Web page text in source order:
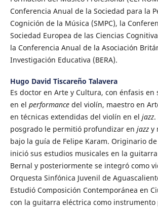
Conferencia Anual de la Sociedad para la
Cognición de la Música (SMPC), la
Sociedad Europea de las Ciencias
la Conferencia Anual de la Asociación
Investigación Educativa (BERA).
Hugo David Tiscareño Talavera
Es doctor en Arte y Cultura, con énfasis en
en el performancedel violín, maestro en
en técnicas extendidas del violín en el jazz.
posgrado le permitió profundizar en jazzy
bajo la guía de Felipe Karam. Originario
inició sus estudios musicales en la
Bernal y posteriormente se integró como
Orquesta Sinfónica Juvenil de
Estudió Composición Contemporánea en
con la guitarra eléctrica como